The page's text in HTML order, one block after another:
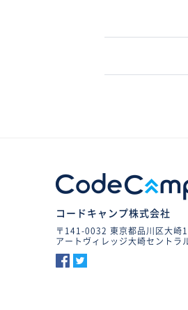
コードキャンプ株式会社
〒141-0032 東京都品川区大崎
アートヴィレッジ大崎セントラ